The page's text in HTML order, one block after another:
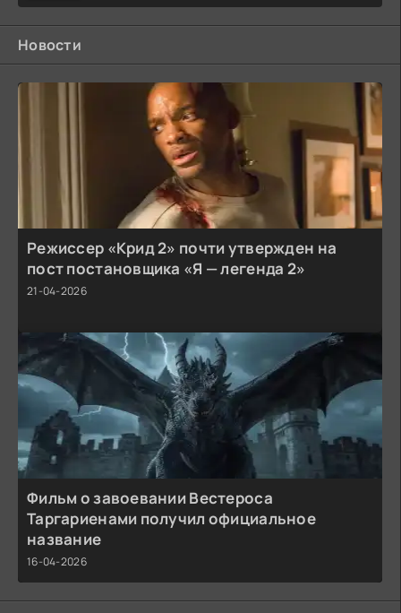
Новости
Режиссер «Крид 2» почти утвержден на
пост постановщика «Я — легенда 2»
21-04-2026
Фильм о завоевании Вестероса
Таргариенами получил официальное
название
16-04-2026